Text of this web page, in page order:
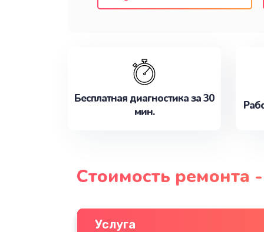
Запишитесь на ремонт.
Бесплатная диагностика за 30
мин.
Стоимость ремонта
Услуга